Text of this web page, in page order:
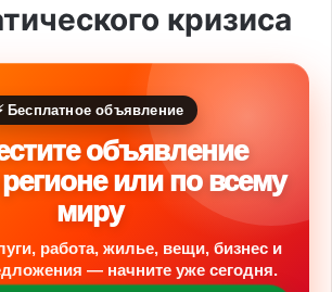
кризиса
Бесплатное объявление
объявление
или по всему
миру
работа, жилье, вещи, бизнес и
— начните уже сегодня.